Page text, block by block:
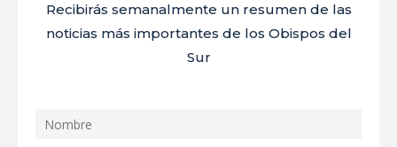
Recibirás semanalmente un resumen de las
noticias más importantes de los Obispos del
Sur